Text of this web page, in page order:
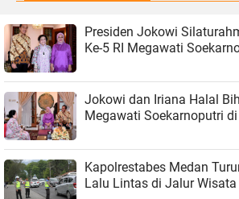
Presiden Jokowi
Ke-5 RI Megawati
Jokowi dan Iriana Halal
Megawati Soekarnoputri
Kapolrestabes Medan
Lalu Lintas di Jalur